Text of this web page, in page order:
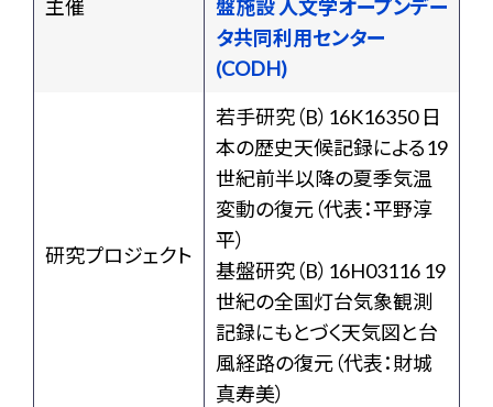
主催
盤施設 人文学オープンデー
タ共同利用センター
(CODH)
研究プロジェクト
若手研究（B）16K16350 日
本の歴史天候記録による19
世紀前半以降の夏季気温
変動の復元（代表：平野淳
平）
基盤研究（B）16H03116 19
世紀の全国灯台気象観測
記録にもとづく天気図と台
風経路の復元（代表：財城
真寿美）